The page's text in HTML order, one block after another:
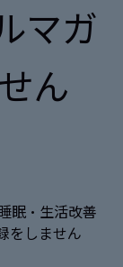
マガ
ん
眠・生活改善
をしません